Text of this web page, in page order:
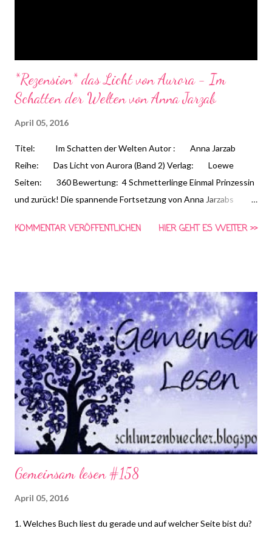
*Rezension* das Licht von Aurora - Im
Schatten der Welten von Anna Jarzab
April 05, 2016
Titel: Im Schatten der Welten Autor : Anna Jarzab
Reihe: Das Licht von Aurora (Band 2) Verlag: Loewe
Seiten: 360 Bewertung: 4 Schmetterlinge Einmal Prinzessin
und zurück! Die spannende Fortsetzung von Anna Jarzabs
märchenhafte Parallelwelten, politische Machtkämpfe und eine
Aurora und zu ihrer großen Liebe zu gelangen. Aber in der
Parallelwelt wartet nicht nur Thomas sehnsüchtig auf sie,
sondern auch Selene, die dringend Sashas Unterstützung
benötigt. Doch um Selene zu helfen, müsste Sasha das
Königreich erneut verlassen. Soll sie ihrem Schicksal folgen,
auch wenn sie das ihre große Liebe kosten k...
KOMMENTAR VERÖFFENTLICHEN HIER GEHT ES WEITER >>
Gemeinsam lesen #158
April 05, 2016
1. Welches Buch liest du gerade und auf welcher Seite bist du?